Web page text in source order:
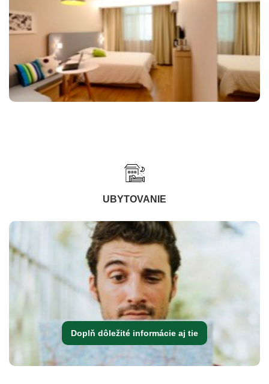
UBYTOVANIE
Doplň dôležité informácie aj tie